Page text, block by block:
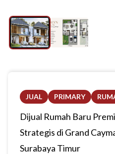
JUAL PRIMARY
Dijual Rumah Baru
Strategis di Grand
Surabaya Timur